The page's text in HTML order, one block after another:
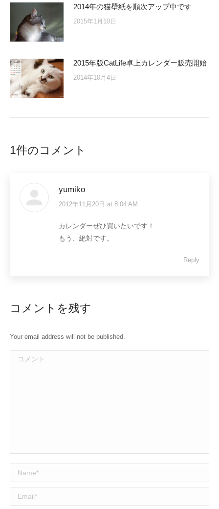
2014年の猫壁紙を順次アップ中です
2015年1月10日
2015年版CatLife卓上カレンダー販売開始
2014年10月4日
1件のコメント
yumiko
says:
2012年11月20日 at 8:04 AM
カレンダーぜひ買いたいです！
もう、絶対です。
Reply
コメントを残す
Your email address will not be published.
コメント
Name *
Email *